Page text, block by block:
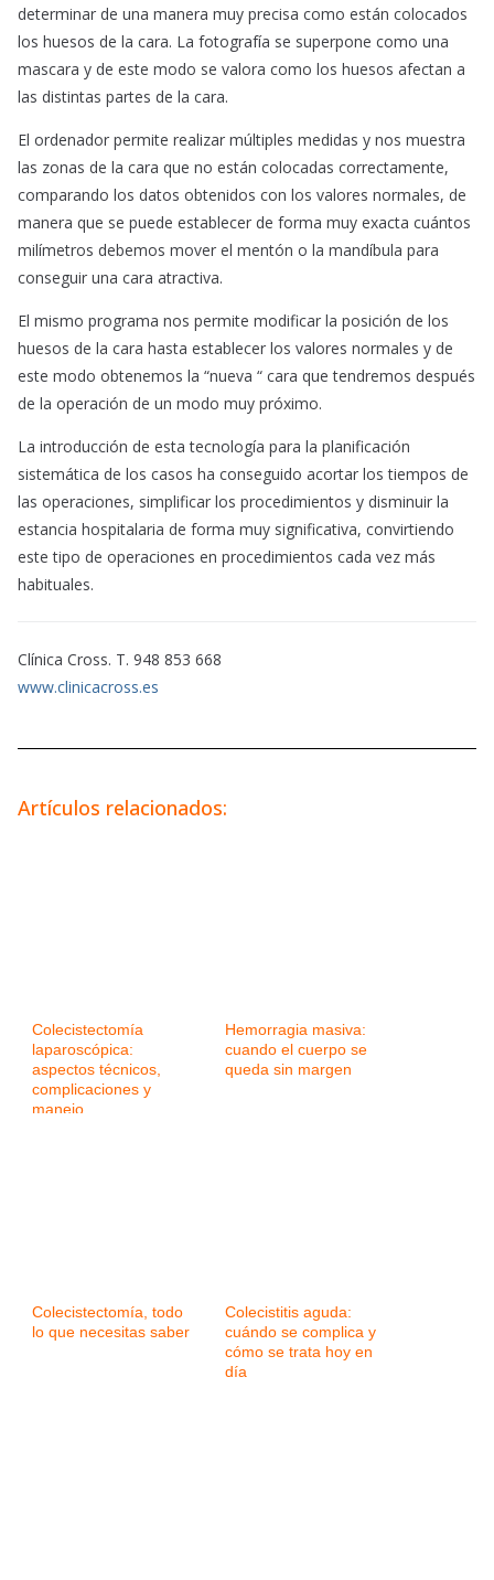
determinar de una manera muy precisa como están colocados
los huesos de la cara. La fotografía se superpone como una
mascara y de este modo se valora como los huesos afectan a
las distintas partes de la cara.
El ordenador permite realizar múltiples medidas y nos muestra
las zonas de la cara que no están colocadas correctamente,
comparando los datos obtenidos con los valores normales, de
manera que se puede establecer de forma muy exacta cuántos
milímetros debemos mover el mentón o la mandíbula para
conseguir una cara atractiva.
El mismo programa nos permite modificar la posición de los
huesos de la cara hasta establecer los valores normales y de
este modo obtenemos la “nueva “ cara que tendremos después
de la operación de un modo muy próximo.
La introducción de esta tecnología para la planificación
sistemática de los casos ha conseguido acortar los tiempos de
las operaciones, simplificar los procedimientos y disminuir la
estancia hospitalaria de forma muy significativa, convirtiendo
este tipo de operaciones en procedimientos cada vez más
habituales.
Clínica Cross. T. 948 853 668
www.clinicacross.es
Artículos relacionados:
Colecistectomía
laparoscópica:
aspectos técnicos,
complicaciones y
manejo
Hemorragia masiva:
cuando el cuerpo se
queda sin margen
Colecistectomía, todo
lo que necesitas saber
Colecistitis aguda:
cuándo se complica y
cómo se trata hoy en
día